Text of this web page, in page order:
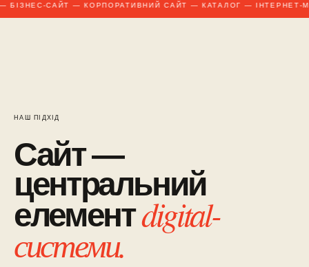
БІЗНЕС-САЙТ — КОРПОРАТИВНИЙ САЙТ — КАТАЛОГ — ІНТЕРНЕТ-
НАШ ПІДХІД
Сайт —
центральний
елементdigital-
системи.